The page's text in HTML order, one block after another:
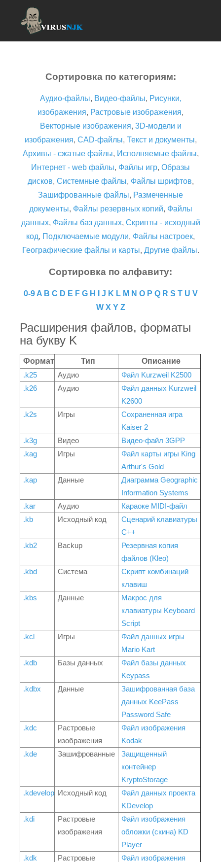
Сортировка по категориям:
Аудио-файлы, Видео-файлы, Рисунки,
изображения, Растровые изображения,
Векторные изображения, 3D-модели и
изображения, CAD-файлы, Текст и документы,
Архивы - сжатые файлы, Исполняемые файлы,
Интернет - web файлы, Файлы игр, Образы
дисков, Системные файлы, Файлы шрифтов,
Зашифрованные файлы, Размеченные
документы, Файлы резервных копий, Файлы
данных, Файлы баз данных, Скрипты - исходный
код, Подключаемые модули, Файлы настроек,
Географические файлы и карты, Другие файлы.
Сортировка по алфавиту:
0-9 A B C D E F G H J K L M N O P Q R S T U V
W X Y Z
Расширения файлов, форматы
на букву K
Формат Тип
Описание
.k25
Аудио
Файл Kurzweil K2500
.k26
Аудио
Файл данных Kurzweil
K2600
.k2s
Игры
Сохраненная игра
Kaiser 2
.k3g
Видео
Видео-файл 3GPP
.kag
Игры
Файл карты игры King
Arthur's Gold
.kap
Данные
Диаграмма Geographic
Information Systems
.kar
Аудио
Караоке MIDI-файл
.kb
Исходный код
Сценарий клавиатуры
C++
.kb2
Backup
Резервная копия
файлов (Kleo)
.kbd
Система
Скрипт комбинаций
клавиш
.kbs
Данные
Макрос для
клавиатуры Keyboard
Script
.kcl
Игры
Файл данных игры
Mario Kart
.kdb
Базы данных
Файл базы данных
Keypass
.kdbx
Данные
Зашифрованная база
данных KeePass
Password Safe
.kdc
Растровые
изображения
Файл изображения
Kodak
.kde
Зашифрованные
Защищенный
контейнер
KryptoStorage
.kdevelop Исходный код
Файл данных проекта
KDevelop
.kdi
Растровые
изображения
Файл изображения
обложки (скина) KD
Player
.kdk
Растровые
Файл изображения